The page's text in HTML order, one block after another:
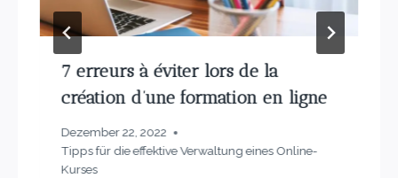
7 erreurs à éviter lors de la
création d’une formation en ligne
Dezember 22, 2022
Tipps für die effektive Verwaltung eines Online-
Kurses